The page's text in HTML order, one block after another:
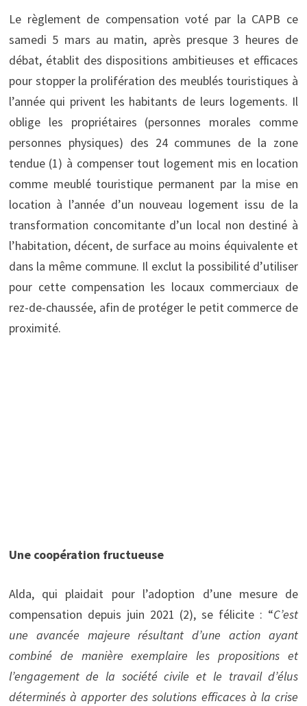
Le règlement de compensation voté par la CAPB ce
samedi 5 mars au matin, après presque 3 heures de
débat, établit des dispositions ambitieuses et efficaces
pour stopper la prolifération des meublés touristiques à
l’année qui privent les habitants de leurs logements. Il
oblige les propriétaires (personnes morales comme
personnes physiques) des 24 communes de la zone
tendue (1) à compenser tout logement mis en location
comme meublé touristique permanent par la mise en
location à l’année d’un nouveau logement issu de la
transformation concomitante d’un local non destiné à
l’habitation, décent, de surface au moins équivalente et
dans la même commune. Il exclut la possibilité d’utiliser
pour cette compensation les locaux commerciaux de
rez-de-chaussée, afin de protéger le petit commerce de
proximité.
Une coopération fructueuse
Alda, qui plaidait pour l’adoption d’une mesure de
compensation depuis juin 2021 (2), se félicite : “C’est
une avancée majeure résultant d’une action ayant
combiné de manière exemplaire les propositions et
l’engagement de la société civile et le travail d’élus
déterminés à apporter des solutions efficaces à la crise